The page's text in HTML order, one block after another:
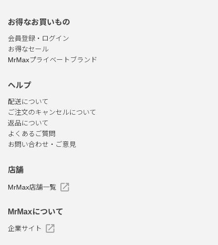
お得なお買いもの
会員登録・ログイン
お得なセール
MrMaxプライベートブランド
ヘルプ
配送について
ご注文のキャンセルについて
返品について
よくあるご質問
お問い合わせ・ご意見
店舗
MrMax店舗一覧
MrMaxについて
企業サイト